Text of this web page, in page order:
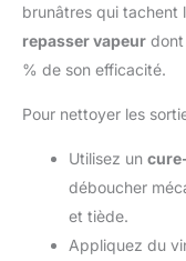
brunâtres qui tachent
repasser vapeur dont
% de son efficacité.
Pour nettoyer les
Utilisez un
déboucher
et tiède.
Appliquez du